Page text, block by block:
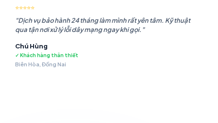
⭐⭐⭐⭐⭐
"Dịch vụ bảo hành 24 tháng làm mình rất yên tâm. Kỹ thuật
qua tận nơi xử lý lỗi dây mạng ngay khi gọi."
Chú Hùng
✓ Khách hàng thân thiết
Biên Hòa, Đồng Nai